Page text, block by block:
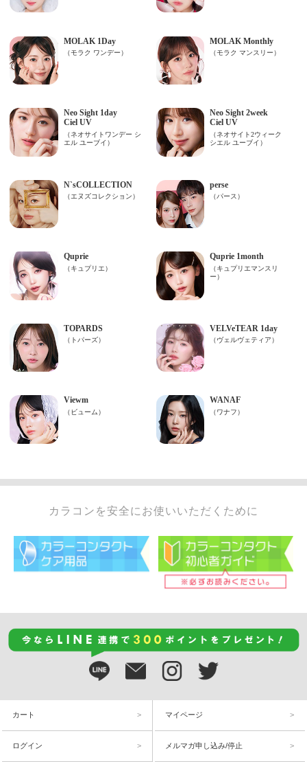
カラコンを安全にお使いいただくために
カート マイページ
ログイン メルマガ申し込み/停止